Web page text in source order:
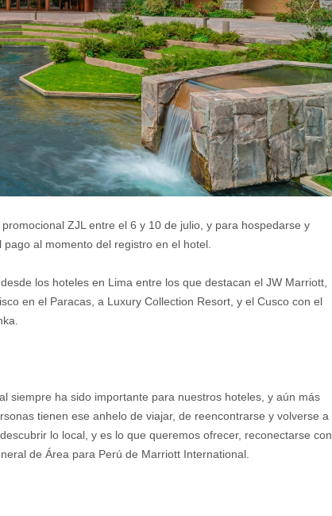
ZJL entre el 6 y 10 de julio, y para hospedarse y
al momento del registro en el hotel.
los hoteles en Lima entre los que destacan el JW Marriott,
en el Paracas, a Luxury Collection Resort, y el Cusco con el
siempre ha sido importante para nuestros hoteles, y aún más
tienen ese anhelo de viajar, de reencontrarse y volverse a
lo local, y es lo que queremos ofrecer, reconectarse con
de Área para Perú de Marriott International.